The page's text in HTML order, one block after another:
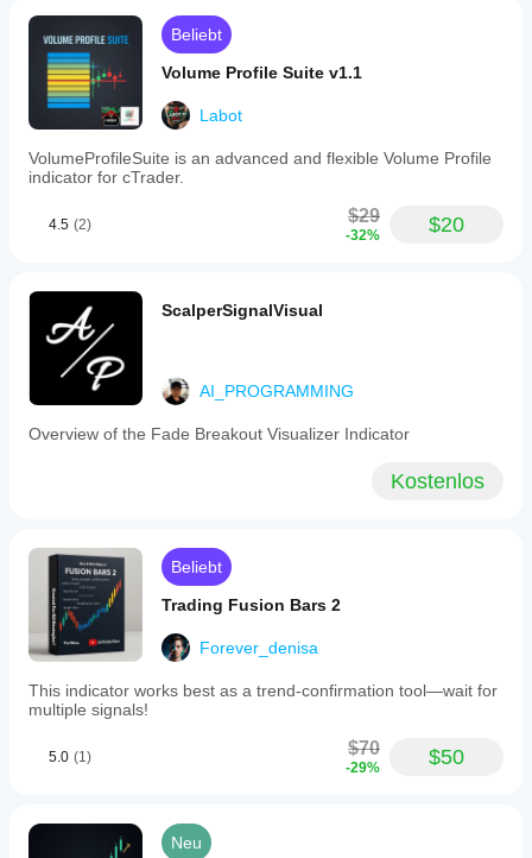
following
strategies
when
correlation
and
for
reversion
tactics
is
negative.
The
indicator
can
combined
with
volatility
for
confirmation.
It
supports
various
markets
Forex,
stocks,
commodities,
and
is
applicable
Beliebt
Volume Profile Suite v1.1
Labot
VolumeProfileSuite is an advanced and flexible Volume Profile
indicator for cTrader.
4.5 (2) $29
-32% $20
ScalperSignalVisual
AI_PROGRAMMING
Overview of the Fade Breakout Visualizer Indicator
Kostenlos
Beliebt
Trading Fusion Bars 2
Forever_denisa
This indicator works best as a trend-confirmation tool—wait for
multiple signals!
5.0 (1) $70
-29% $50
Neu